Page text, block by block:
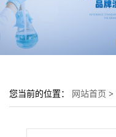
您当前的位置： 网站首页 >